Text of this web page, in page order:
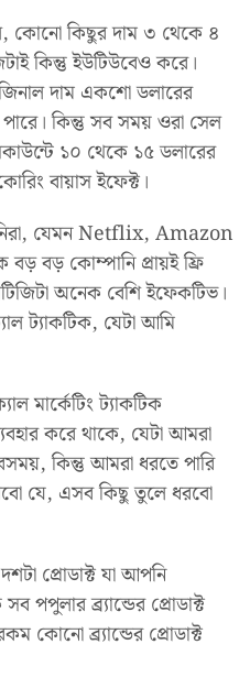
কোনো কিছুর দাম ৩ থেকে ৪
কিন্তু ইউটিউবেও করে।
দাম একশো ডলারের
কিন্তু সব সময় ওরা সেল
১০ থেকে ১৫ ডলারের
বায়াস ইফেক্ট।
যেমন Netflix, Amazon
কোম্পানি প্রায়ই ফ্রি
অনেক বেশি ইফেকটিভ।
ট্যাকটিক, যেটা আমি
মার্কেটিং ট্যাকটিক
করে থাকে, যেটা আমরা
কিন্তু আমরা ধরতে পারি
যে, এসব কিছু তুলে ধরবো
প্রোডাক্ট যা আপনি
পপুলার ব্র্যান্ডের প্রোডাক্ট
কোনো ব্র্যান্ডের প্রোডাক্ট